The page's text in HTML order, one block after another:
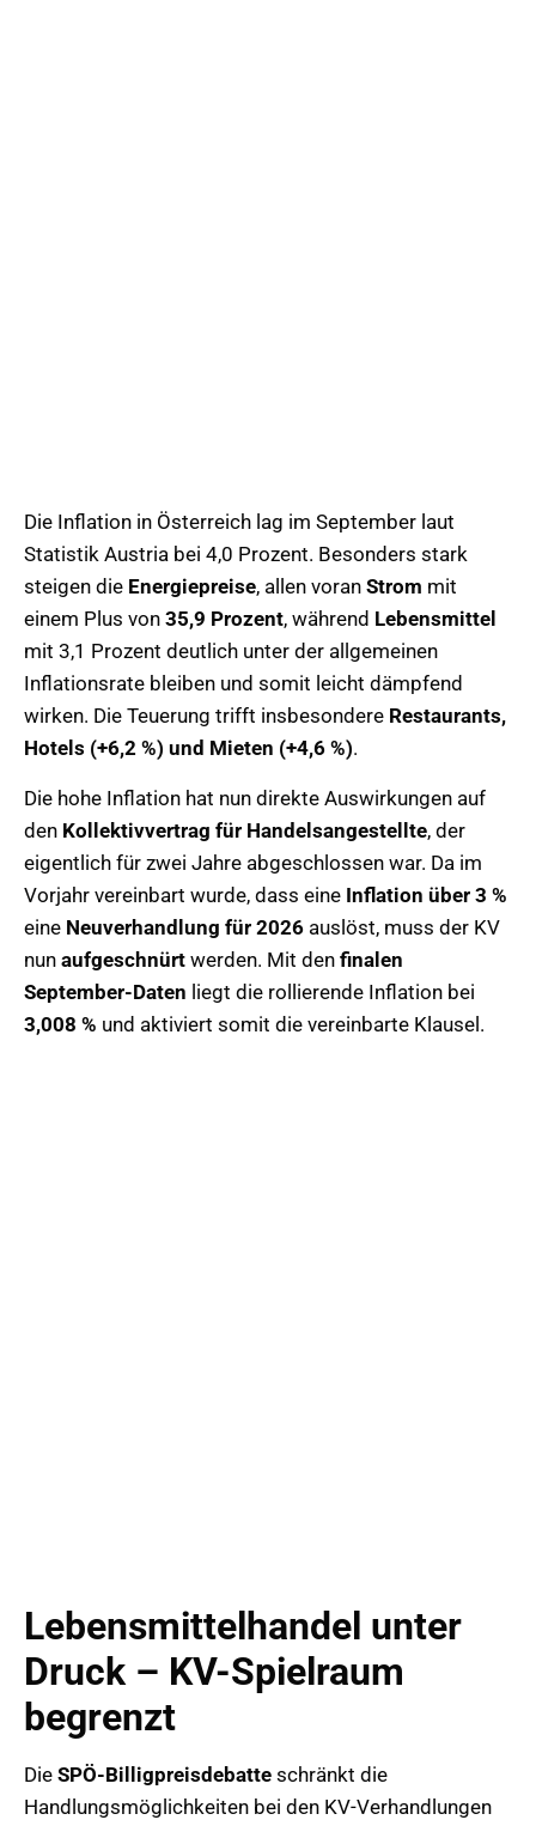
Die Inflation in Österreich lag im September laut
Statistik Austria bei 4,0 Prozent. Besonders stark
steigen die Energiepreise, allen voran Strom mit
einem Plus von 35,9 Prozent, während Lebensmittel
mit 3,1 Prozent deutlich unter der allgemeinen
Inflationsrate bleiben und somit leicht dämpfend
wirken. Die Teuerung trifft insbesondere Restaurants,
Hotels (+6,2 %) und Mieten (+4,6 %).
Die hohe Inflation hat nun direkte Auswirkungen auf
den Kollektivvertrag für Handelsangestellte, der
eigentlich für zwei Jahre abgeschlossen war. Da im
Vorjahr vereinbart wurde, dass eine Inflation über 3 %
eine Neuverhandlung für 2026 auslöst, muss der KV
nun aufgeschnürt werden. Mit den finalen
September-Daten liegt die rollierende Inflation bei
3,008 % und aktiviert somit die vereinbarte Klausel.
Lebensmittelhandel unter
Druck – KV-Spielraum
begrenzt
Die SPÖ-Billigpreisdebatte schränkt die
Handlungsmöglichkeiten bei den KV-Verhandlungen